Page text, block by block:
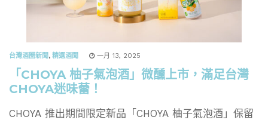
台灣酒圈新聞, 精選酒聞 一月 13, 2025
「CHOYA 柚子氣泡酒」微醺上市，滿足台灣
CHOYA迷味蕾！
CHOYA 推出期間限定新品「CHOYA 柚子氣泡酒」保留